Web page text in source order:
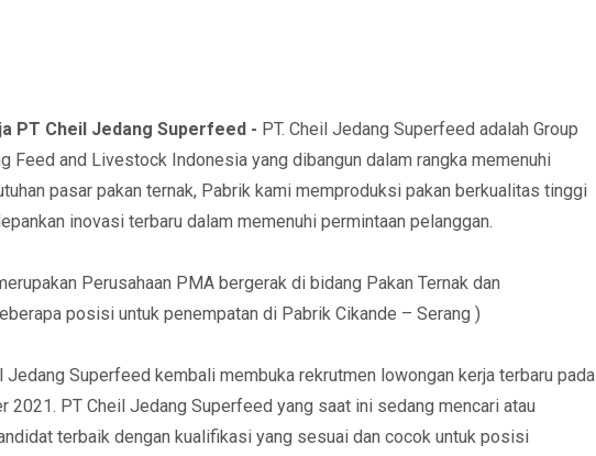
PT Cheil Jedang Superfeed - PT. Cheil Jedang Superfeed adalah Group
Feed and Livestock Indonesia yang dibangun dalam rangka memenuhi
pasar pakan ternak, Pabrik kami memproduksi pakan berkualitas tinggi
inovasi terbaru dalam memenuhi permintaan pelanggan.
Perusahaan PMA bergerak di bidang Pakan Ternak dan
posisi untuk penempatan di Pabrik Cikande – Serang )
Jedang Superfeed kembali membuka rekrutmen lowongan kerja terbaru pada
2021. PT Cheil Jedang Superfeed yang saat ini sedang mencari atau
terbaik dengan kualifikasi yang sesuai dan cocok untuk posisi